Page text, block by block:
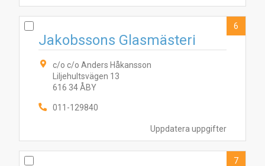
Uppdatera uppgifter
Jakobssons Glasmästeri
c/o c/o Anders Håkansson
Liljehultsvägen 13
616 34 ÅBY
011-129840
6
7